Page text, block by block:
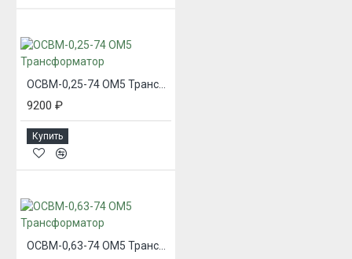
ОСВМ-0,25-74 ОМ5 Трансформатор
9200 ₽
Купить
ОСВМ-0,63-74 ОМ5 Трансформатор